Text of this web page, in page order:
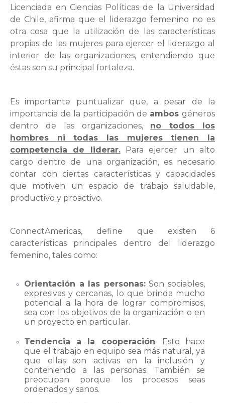
Licenciada en Ciencias Políticas de la Universidad
de Chile, afirma que el liderazgo femenino no es
otra cosa que la utilización de las características
propias de las mujeres para ejercer el liderazgo al
interior de las organizaciones, entendiendo que
éstas son su principal fortaleza.
Es importante puntualizar que, a pesar de la
importancia de la participación de ambos géneros
dentro de las organizaciones, no todos los
hombres ni todas las mujeres tienen la
competencia de liderar. Para ejercer un alto
cargo dentro de una organización, es necesario
contar con ciertas características y capacidades
que motiven un espacio de trabajo saludable,
productivo y proactivo.
ConnectAmericas, define que existen 6
características principales dentro del liderazgo
femenino, tales como:
Orientación a las personas:Son sociables,
expresivas y cercanas, lo que brinda mucho
potencial a la hora de lograr compromisos,
sea con los objetivos de la organización o en
un proyecto en particular.
Tendencia a la cooperación: Esto hace
que el trabajo en equipo sea más natural, ya
que ellas son activas en la inclusión y
conteniendo a las personas. También se
preocupan porque los procesos seas
ordenados y sanos.